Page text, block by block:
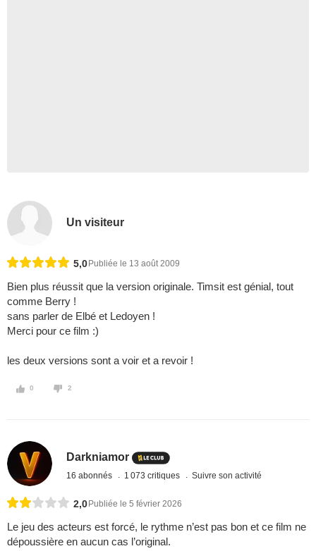
Un visiteur
5,0 Publiée le 13 août 2009
Bien plus réussit que la version originale. Timsit est génial, tout
comme Berry !
sans parler de Elbé et Ledoyen !
Merci pour ce film :)
les deux versions sont a voir et a revoir !
0 2
Darkniamor
16 abonnés 1 073 critiques Suivre son activité
2,0 Publiée le 5 février 2026
Le jeu des acteurs est forcé, le rythme n’est pas bon et ce film ne
dépoussière en aucun cas l’original.